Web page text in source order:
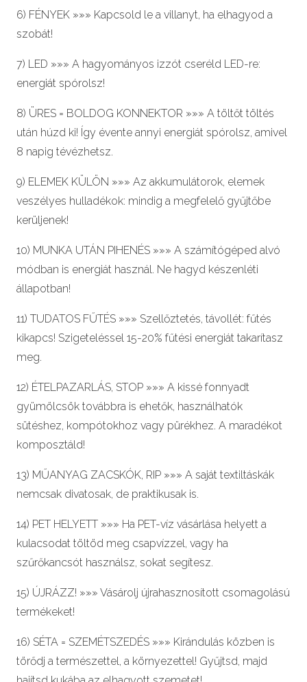
6) FÉNYEK »»» Kapcsold le a villanyt, ha elhagyod a
szobát!
7) LED »»» A hagyományos izzót cseréld LED-re:
energiát spórolsz!
8) ÜRES = BOLDOG KONNEKTOR »»» A töltőt töltés
után húzd ki! Így évente annyi energiát spórolsz, amivel
8 napig tévézhetsz.
9) ELEMEK KÜLÖN »»» Az akkumulátorok, elemek
veszélyes hulladékok: mindig a megfelelő gyűjtőbe
kerüljenek!
10) MUNKA UTÁN PIHENÉS »»» A számítógéped alvó
módban is energiát használ. Ne hagyd készenléti
állapotban!
11) TUDATOS FŰTÉS »»» Szellőztetés, távollét: fűtés
kikapcs! Szigeteléssel 15-20% fűtési energiát takarítasz
meg.
12) ÉTELPAZARLÁS, STOP »»» A kissé fonnyadt
gyümölcsök továbbra is ehetők, használhatók
sütéshez, kompótokhoz vagy pürékhez. A maradékot
komposztáld!
13) MŰANYAG ZACSKÓK, RIP »»» A saját textiltáskák
nemcsak divatosak, de praktikusak is.
14) PET HELYETT »»» Ha PET-víz vásárlása helyett a
kulacsodat töltöd meg csapvízzel, vagy ha
szűrőkancsót használsz, sokat segítesz.
15) ÚJRÁZZ! »»» Vásárolj újrahasznosított csomagolású
termékeket!
16) SÉTA = SZEMÉTSZEDÉS »»» Kirándulás közben is
törődj a természettel, a környezettel! Gyűjtsd, majd